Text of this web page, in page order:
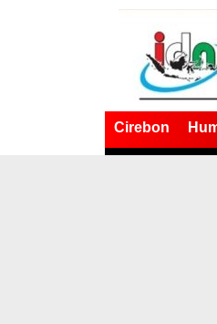
Cirebon